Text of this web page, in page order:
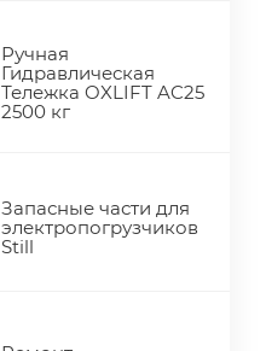
Ручная
Гидравлическая
Тележка OXLIFT AC25
2500 кг
Запасные части для
электропогрузчиков
Still